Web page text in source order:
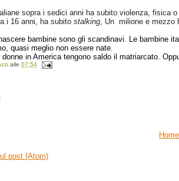
sopra i sedici anni ha subito violenza,
i 16 anni, ha subitostalking , Un milione e mezzo
bambine sono gli scandinavi. Le bambine
quasi meglio non essere nate.
in America tengono saldo il matriarcato.
alle07:54
post (Atom)